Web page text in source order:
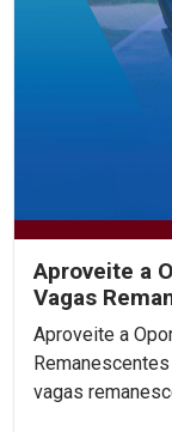
Aproveite a
Vagas
Aproveite a
Remanescentes do
vagas